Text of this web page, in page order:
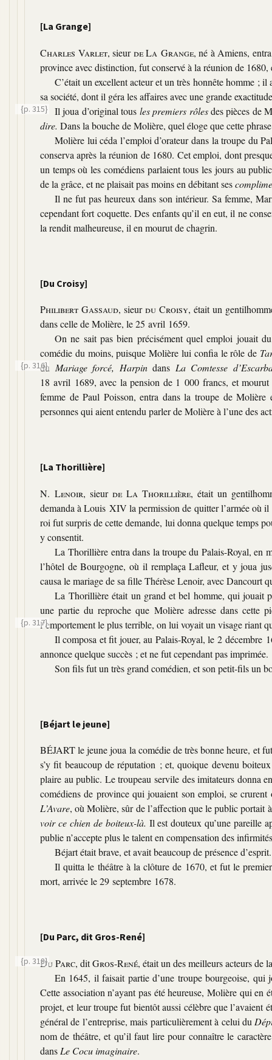
[La Grange]
Charles Varlet, sieurde La Grange, né à Amiens,
province avec distinction, fut conservé à la réunion de
C’était un excellent acteur et un très honnête homme ;
sa société, dont il géra les affaires avec une grande
Il joua d’original tous les premiers rôlesdes pièces de
{p. 315}
dire. Dans la bouche de Molière, quel éloge que cette
Molière lui céda l’emploi d’orateur dans la troupe du
conserva après la réunion de 1680. Cet emploi, dont
un temps où les comédiens parlaient tous les jours au
de la grâce, et ne plaisait pas moins en débitant ses
Il ne fut pas heureux dans son intérieur. Sa femme,
cependant fort coquette. Des enfants qu’il en eut, il ne
la rendit malheureuse, il en mourut de chagrin.
[Du Croisy]
Philibert Gassaud, sieurdu Croisy, était un
dans celle de Molière, le 25 avril 1659.
On ne sait pas bien précisément quel emploi jouait
comédie du moins, puisque Molière lui confia le rôle de
du Mariage forcé, Harpindans La Comtesse
{p. 316}
18 avril 1689, avec la pension de 1 000 francs, et
femme de Paul Poisson, entra dans la troupe de
personnes qui aient entendu parler de Molière à l’une des
[La Thorillière]
N. Lenoir, sieur de La Thorillière, était un
demanda à Louis XIV la permission de quitter l’armée où
roi fut surpris de cette demande, lui donna quelque temps
y consentit.
La Thorillière entra dans la troupe du Palais-Royal, en
l’hôtel de Bourgogne, où il remplaça Lafleur, et y joua
causa le mariage de sa fille Thérèse Lenoir, avec Dancourt
La Thorillière était un grand et bel homme, qui jouait
une partie du reproche que Molière adresse dans cette
l’emportement le plus terrible, on lui
{p. 317}
voyait un visage riant
Il composa et fit jouer, au Palais-Royal, le 2 décembre
annonce quelque succès ; et ne fut cependant pas imprimée.
Son fils fut un très grand comédien, et son petit-fils un
[Béjart le jeune]
BÉJART le jeune joua la comédie de très bonne heure, et
s’y fit beaucoup de réputation ; et, quoique devenu
plaire au public. Le troupeau servile des imitateurs donna
comédiens de province qui jouaient son emploi, se crurent
L’Avare, où Molière, sûr de l’affection que le public portait
voir ce chien de boiteux-là. Il est douteux qu’une pareille
publie n’accepte plus le talent en compensation des
Béjart était brave, et avait beaucoup de présence d’esprit.
Il quitta le théâtre à la clôture de 1670, et fut le
mort, arrivée le 29 septembre 1678.
[Du Parc, dit Gros-René]
{p. 318}Du Parc, ditGros-René, était un des meilleurs acteurs de
En 1645, il faisait partie d’une troupe bourgeoise,
Cette association n’ayant pas été heureuse, Molière qui en
projet, et leur troupe fut bientôt aussi célèbre que l’avaient
général de l’entreprise, mais particulièrement à celui du
nom de théâtre, et qu’il faut lire pour connaître le
dans Le Cocu imaginaire.